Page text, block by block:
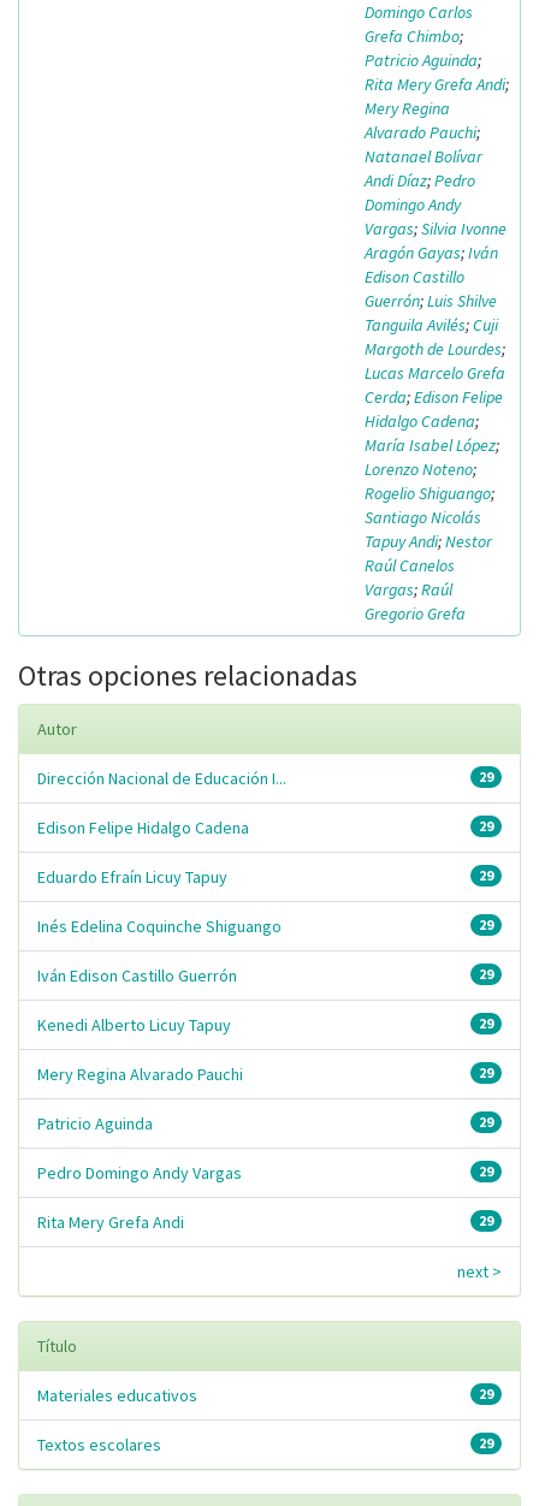
Domingo Carlos
Grefa Chimbo;
Patricio Aguinda;
Rita Mery Grefa Andi;
Mery Regina
Alvarado Pauchi;
Natanael Bolívar
Andi Díaz;Pedro
Domingo Andy
Vargas;Silvia Ivonne
Aragón Gayas;Iván
Edison Castillo
Guerrón;Luis Shilve
Tanguila Avilés;Cuji
Margoth de Lourdes;
Lucas Marcelo Grefa
Cerda;Edison Felipe
Hidalgo Cadena;
María Isabel López;
Lorenzo Noteno;
Rogelio Shiguango;
Santiago Nicolás
Tapuy Andi;Nestor
Raúl Canelos
Vargas;Raúl
Gregorio Grefa
Otras opciones relacionadas
Autor
29
Dirección Nacional de Educación I...
29
Edison Felipe Hidalgo Cadena
29
Eduardo Efraín Licuy Tapuy
29
Inés Edelina Coquinche Shiguango
29
Iván Edison Castillo Guerrón
29
Kenedi Alberto Licuy Tapuy
29
Mery Regina Alvarado Pauchi
29
Patricio Aguinda
29
Pedro Domingo Andy Vargas
29
Rita Mery Grefa Andi
next >
Título
29
Materiales educativos
29
Textos escolares